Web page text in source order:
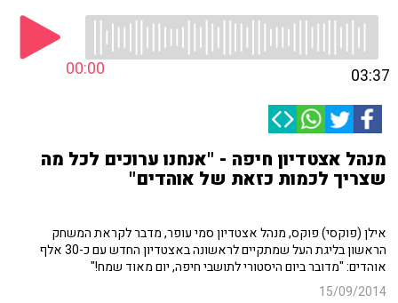
00:00 03:37
מנהל אצטדיון חיפה - "אנחנו ערוכים לכל מה
שצריך לכמות כזאת של אוהדים"
אילן (פוקסי) פוקס, מנהל אצטדיון סמי עופר, מדבר לקראת המשחק
הראשון בליגת העל שמתקיים לראשונה באצטדיון החדש עם כ-30 אלף
אוהדים: "מדובר ביום היסטורי לתושבי חיפה, יום מאוד שמח!"
15/09/2014